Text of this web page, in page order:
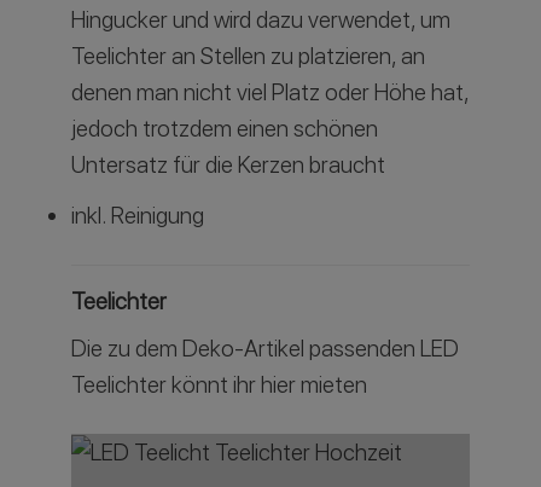
Hingucker und wird dazu verwendet, um
Teelichter an Stellen zu platzieren, an
denen man nicht viel Platz oder Höhe hat,
jedoch trotzdem einen schönen
Untersatz für die Kerzen braucht
inkl. Reinigung
Teelichter
Die zu dem Deko-Artikel passenden LED
Teelichter könnt ihr hier mieten